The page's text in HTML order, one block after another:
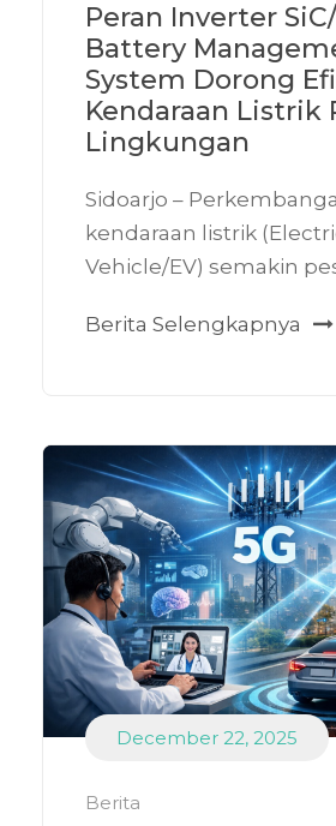
Peran Inverter
Battery
System Dorong
Kendaraan Listrik
Lingkungan
Sidoarjo –
kendaraan listrik
Vehicle/EV) semakin
Berita Selengkapnya
December 22, 2025
Berita